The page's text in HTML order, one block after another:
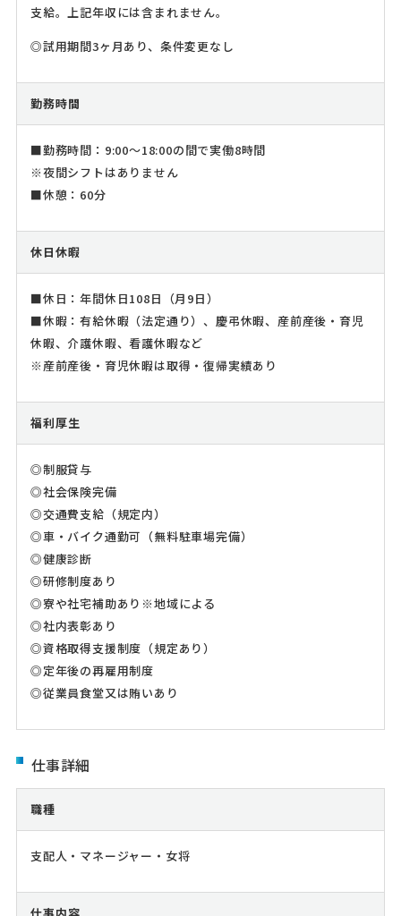
支給。上記年収には含まれません。
◎試用期間3ヶ月あり、条件変更なし
勤務時間
■勤務時間：9:00～18:00の間で実働8時間
※夜間シフトはありません
■休憩：60分
休日休暇
■休日：年間休日108日（月9日）
■休暇：有給休暇（法定通り）、慶弔休暇、産前産後・育児
休暇、介護休暇、看護休暇など
※産前産後・育児休暇は取得・復帰実績あり
福利厚生
◎制服貸与
◎社会保険完備
◎交通費支給（規定内）
◎車・バイク通勤可（無料駐車場完備）
◎健康診断
◎研修制度あり
◎寮や社宅補助あり※地域による
◎社内表彰あり
◎資格取得支援制度（規定あり）
◎定年後の再雇用制度
◎従業員食堂又は賄いあり
仕事詳細
職種
支配人・マネージャー・女将